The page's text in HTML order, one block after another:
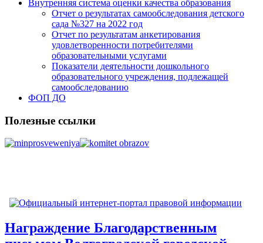
Внутренняя система оценки качества образования
Отчет о результатах самообследования детского
сада №327 на 2022 год
Отчет по результатам анкетирования
удовлетворенности потребителями
образовательными услугами
Показатели деятельности дошкольного
образовательного учреждения, подлежащей
самообследованию
ФОП ДО
Полезные ссылки
Награждение Благодарственным